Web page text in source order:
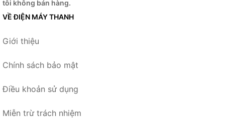
tôi không bán hàng.
VỀ ĐIỆN MÁY THANH
Giới thiệu
Chính sách bảo mật
Điều khoản sử dụng
Miễn trừ trách nhiệm